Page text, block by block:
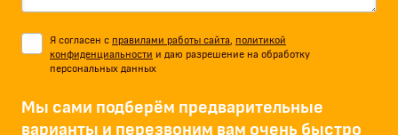
Я согласен с правилами работы сайта, политикой
конфиденциальности и даю разрешение на обработку
персональных данных
Мы сами подберём предварительные
варианты и перезвоним вам очень быстро